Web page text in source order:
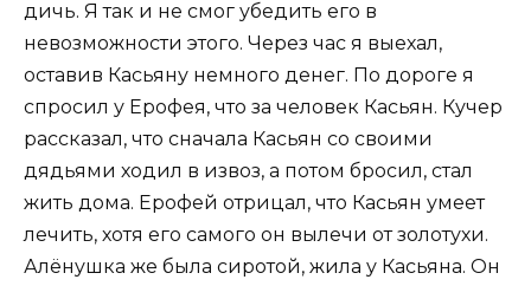
дичь. Я так и не смог убедить его в
невозможности этого. Через час я выехал,
оставив Касьяну немного денег. По дороге я
спросил у Ерофея, что за человек Касьян. Кучер
рассказал, что сначала Касьян со своими
дядьями ходил в извоз, а потом бросил, стал
жить дома. Ерофей отрицал, что Касьян умеет
лечить, хотя его самого он вылечи от золотухи.
Алёнушка же была сиротой, жила у Касьяна. Он